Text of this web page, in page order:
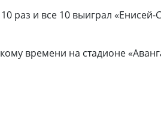
раз и все 10 выиграл
времени на стадионе